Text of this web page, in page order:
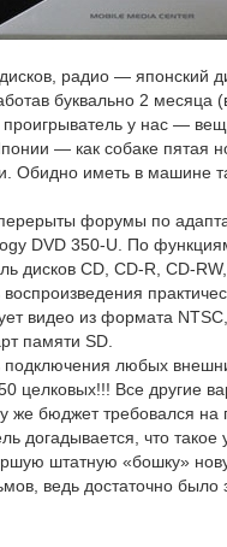
радио — японский
буквально 2 месяца
у нас —
— как собаке пятая
Обидно иметь в машине
форумы по
DVD 350-U. По
дисков CD, CD-R, CD-
воспроизведения
видео из формата
памяти SD.
подключения любых
целковых!!! Все другие
же бюджет требовался на
догадывается, что
штатную «бошку»
ведь достаточно было